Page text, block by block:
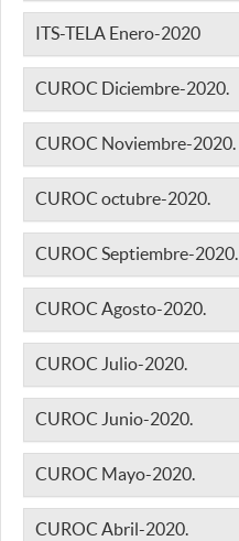
ITS-TELA Enero-2020
CUROC Diciembre-2020.
CUROC Noviembre-2020.
CUROC octubre-2020.
CUROC Septiembre-2020.
CUROC Agosto-2020.
CUROC Julio-2020.
CUROC Junio-2020.
CUROC Mayo-2020.
CUROC Abril-2020.